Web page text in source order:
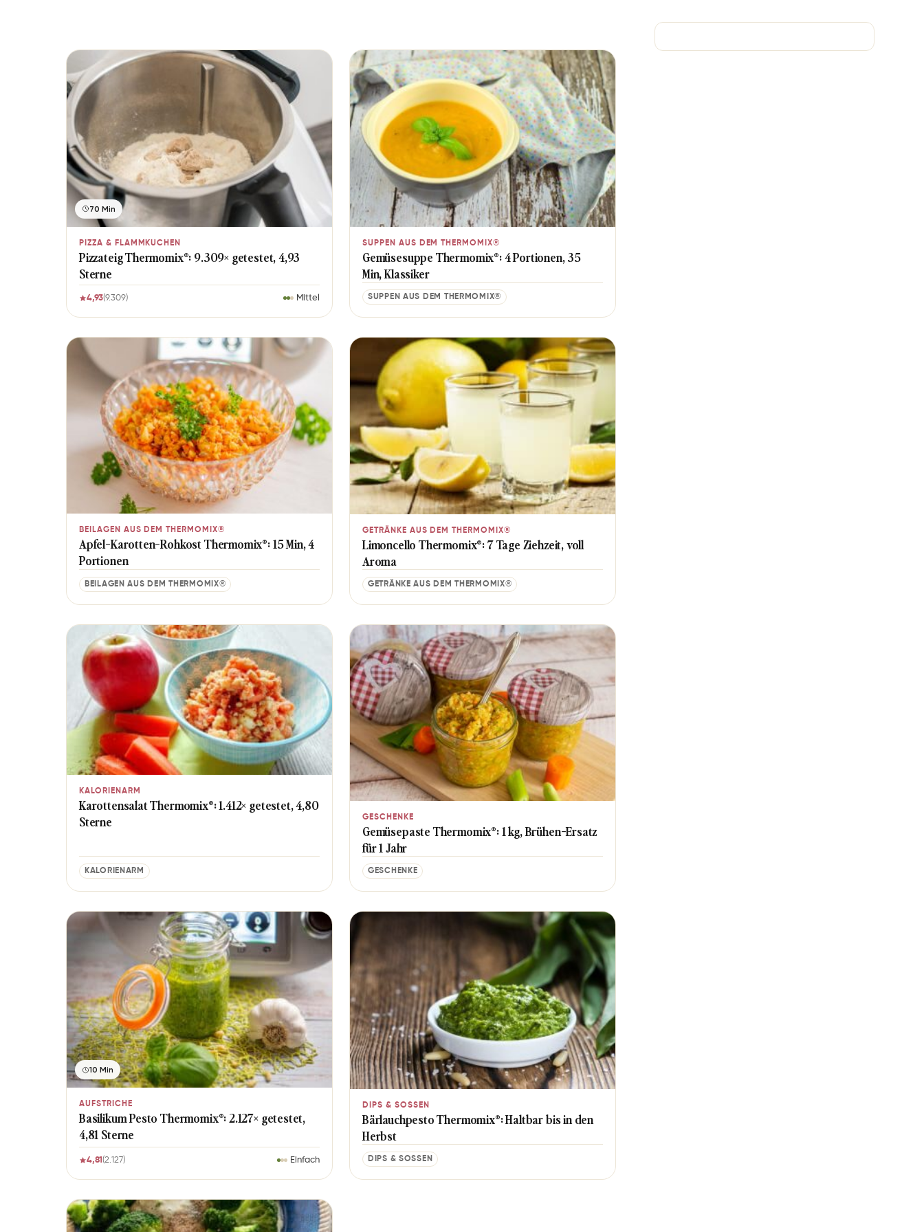
70 Min
PIZZA & FLAMMKUCHEN
Pizzateig Thermomix®: 9.309× getestet, 4,93
Sterne
4,93(9.309) Mittel
SUPPEN AUS DEM THERMOMIX®
Gemüsesuppe Thermomix®: 4 Portionen, 35
Min, Klassiker
SUPPEN AUS DEM THERMOMIX®
BEILAGEN AUS DEM THERMOMIX®
Apfel-Karotten-Rohkost Thermomix®: 15 Min, 4
Portionen
BEILAGEN AUS DEM THERMOMIX®
GETRÄNKE AUS DEM THERMOMIX®
Limoncello Thermomix®: 7 Tage Ziehzeit, voll
Aroma
GETRÄNKE AUS DEM THERMOMIX®
KALORIENARM
Karottensalat Thermomix®: 1.412× getestet, 4,80
Sterne
KALORIENARM
GESCHENKE
Gemüsepaste Thermomix®: 1 kg, Brühen-Ersatz
für 1 Jahr
GESCHENKE
10 Min
AUFSTRICHE
Basilikum Pesto Thermomix®: 2.127× getestet,
4,81 Sterne
4,81(2.127) Einfach
DIPS & SOSSEN
Bärlauchpesto Thermomix®: Haltbar bis in den
Herbst
DIPS & SOSSEN